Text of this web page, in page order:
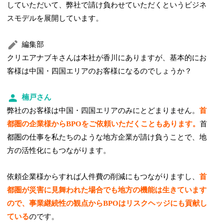
していただいて、弊社で請け負わせていただくというビジネ
スモデルを展開しています。
編集部
クリエアナブキさんは本社が香川にありますが、基本的にお
客様は中国・四国エリアのお客様になるのでしょうか？
楠戸さん
弊社のお客様は中国・四国エリアのみにとどまりません。首
都圏の企業様からBPOをご依頼いただくこともあります。首
都圏の仕事を私たちのような地方企業が請け負うことで、地
方の活性化にもつながります。
依頼企業様からすれば人件費の削減にもつながりますし、首
都圏が災害に見舞われた場合でも地方の機能は生きています
ので、事業継続性の観点からBPOはリスクヘッジにも貢献し
ているのです。